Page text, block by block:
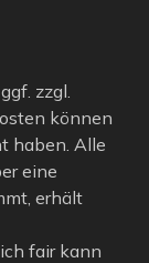
zzgl.
können
haben. Alle
eine
erhält
fair kann